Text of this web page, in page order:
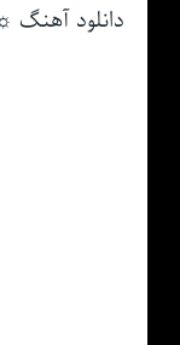
دانلود آهنگ